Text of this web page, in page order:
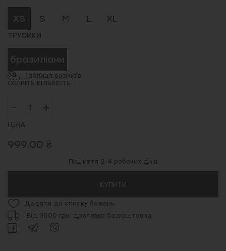
XS S M L XL
ТРУСИКИ
бразиліани
Таблиця розмірів
ОБЕРІТЬ КІЛЬКІСТЬ
ЦІНА
999.00 ₴
Пошиття 2-4 робочих днів
КУПИТИ
Додати до списку бажань
Від 3000 грн. доставка безкоштовна